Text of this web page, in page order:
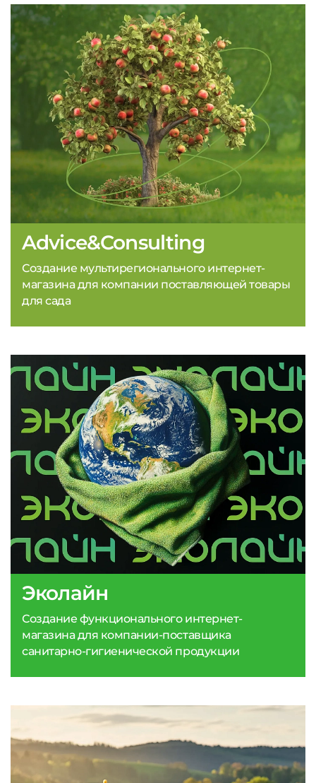
Эколайн
Создание функционального интернет-
магазина для компании-поставщика
санитарно-гигиенической продукции
Advice&Consulting
Создание мультирегионального интернет-
магазина для компании поставляющей товары
для сада